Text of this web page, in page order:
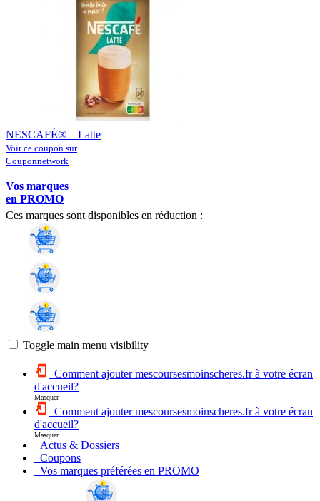
NESCAFÉ® – Latte
Voir ce coupon sur
Couponnetwork
Vos marques
en PROMO
Ces marques sont disponibles en réduction :
Toggle main menu visibility
Comment ajouter mescoursesmoinscheres.fr à votre écran
d'accueil?
Masquer
Comment ajouter mescoursesmoinscheres.fr à votre écran
d'accueil?
Masquer
Actus & Dossiers
Coupons
Vos marques préférées en PROMO